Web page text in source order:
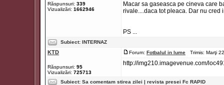
Răspunsuri: 339
Vizualizări: 1662946
Macar sa gaseasca pe cineva care
rivale....daca tot pleaca. Dar nu cred
PS ...
Subiect: INTERNAZ
KTD
Răspunsuri: 95
Vizualizări: 725713
Forum: Fotbalul in lume Trimis: Marţi
http://img210.imagevenue.com/
Subiect: Sa comentam stirea zilei | revista presei Fc RAPID